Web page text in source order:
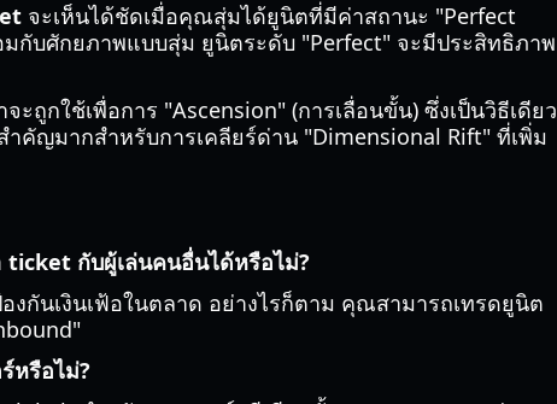
จะเห็นได้ชัดเมื่อคุณสุ่มได้ยูนิตที่มีค่าสถานะ "Perfect
กับศักยภาพแบบสุ่ม ยูนิตระดับ "Perfect" จะมีประสิทธิภาพ
กใช้เพื่อการ "Ascension" (การเลื่อนขั้น) ซึ่งเป็นวิธีเดียว
คัญมากสำหรับการเคลียร์ด่าน "Dimensional Rift" ที่เพิ่ม
กับผู้เล่นคนอื่นได้หรือไม่?
กันเงินเฟ้อในตลาด อย่างไรก็ตาม คุณสามารถเทรดยูนิต
หรือไม่?